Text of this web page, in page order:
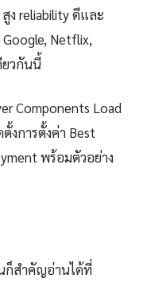
ง reliability ดีและ
Netflix,
ยวกันนี้
Components Load
งการตั้งค่า Best
พร้อมตัวอย่าง
ก็สำคัญอ่านได้ที่